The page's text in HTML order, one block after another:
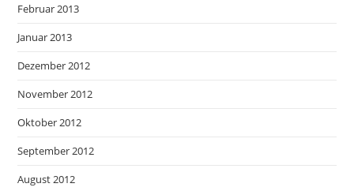
Februar 2013
Januar 2013
Dezember 2012
November 2012
Oktober 2012
September 2012
August 2012